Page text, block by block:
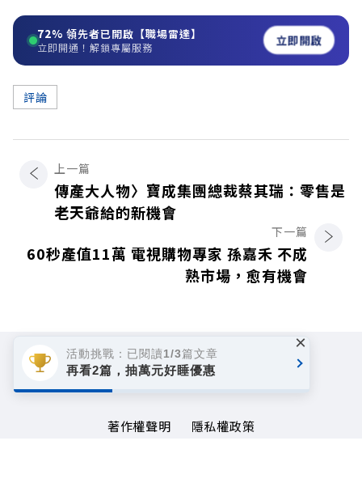
72% 領先者已開啟【職場雷達】
立即開通！解鎖專屬服務 立即開啟
評論
上一篇
傳產大人物〉寶成集團總裁蔡其瑞：零售是
老天爺給的新機會
下一篇
60秒產值11萬 電視購物專家 孫嘉禾 不成
熟市場，愈有機會
著作權聲明
隱私權政策
活動挑戰：已閱讀1/3篇文章
再看2篇，抽萬元好睡優惠
×